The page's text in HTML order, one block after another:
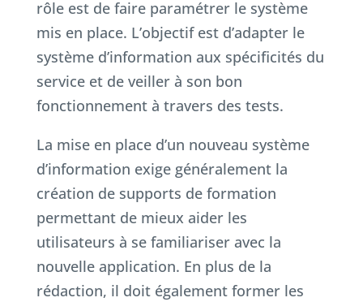
rôle est de faire paramétrer le système
mis en place. L’objectif est d’adapter le
système d’information aux spécificités du
service et de veiller à son bon
fonctionnement à travers des tests.
La mise en place d’un nouveau système
d’information exige généralement la
création de supports de formation
permettant de mieux aider les
utilisateurs à se familiariser avec la
nouvelle application. En plus de la
rédaction, il doit également former les